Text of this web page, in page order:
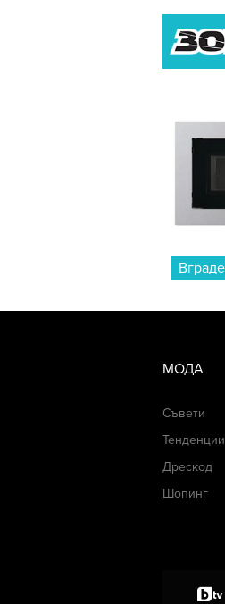
МОДА
Съвети
Тенденции
Дрескод
Шопинг